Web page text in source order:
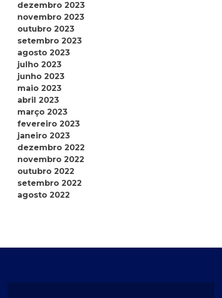
dezembro 2023
novembro 2023
outubro 2023
setembro 2023
agosto 2023
julho 2023
junho 2023
maio 2023
abril 2023
março 2023
fevereiro 2023
janeiro 2023
dezembro 2022
novembro 2022
outubro 2022
setembro 2022
agosto 2022